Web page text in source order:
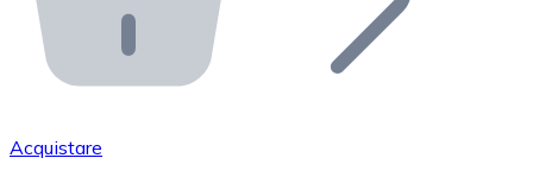
API Bitnovo
Integra la nostra API nel tuo ecosistema.
Unisciti alla nostra rete di rivenditori e
Acquistare